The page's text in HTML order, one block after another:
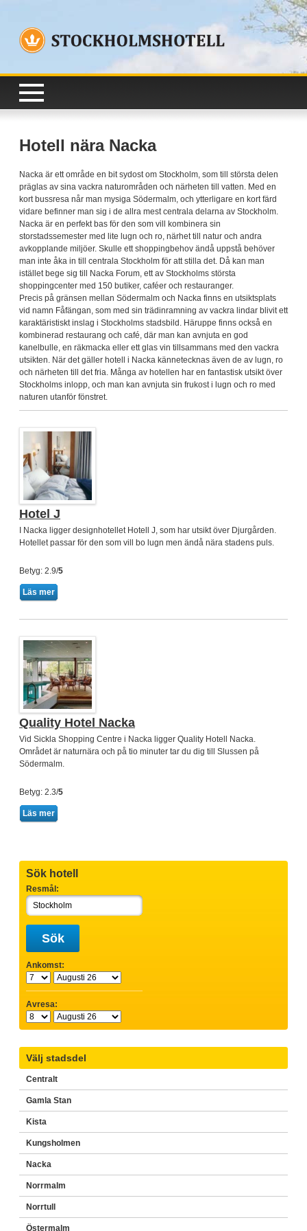
Hotell nära Nacka
Nacka är ett område en bit sydost om Stockholm, som till största delen
präglas av sina vackra naturområden och närheten till vatten. Med en
kort bussresa når man mysiga Södermalm, och ytterligare en kort färd
vidare befinner man sig i de allra mest centrala delarna av Stockholm.
Nacka är en perfekt bas för den som vill kombinera sin
storstadssemester med lite lugn och ro, närhet till natur och andra
avkopplande miljöer. Skulle ett shoppingbehov ändå uppstå behöver
man inte åka in till centrala Stockholm för att stilla det. Då kan man
istället bege sig till Nacka Forum, ett av Stockholms största
shoppingcenter med 150 butiker, caféer och restauranger.
Precis på gränsen mellan Södermalm och Nacka finns en utsiktsplats
vid namn Fåfängan, som med sin trädinramning av vackra lindar blivit ett
karaktäristiskt inslag i Stockholms stadsbild. Häruppe finns också en
kombinerad restaurang och café, där man kan avnjuta en god
kanelbulle, en räkmacka eller ett glas vin tillsammans med den vackra
utsikten. När det gäller hotell i Nacka kännetecknas även de av lugn, ro
och närheten till det fria. Många av hotellen har en fantastisk utsikt över
Stockholms inlopp, och man kan avnjuta sin frukost i lugn och ro med
naturen utanför fönstret.
Hotel J
I Nacka ligger designhotellet Hotell J, som har utsikt över Djurgården.
Hotellet passar för den som vill bo lugn men ändå nära stadens puls.
Betyg: 2.9/5
Läs mer
Quality Hotel Nacka
Vid Sickla Shopping Centre i Nacka ligger Quality Hotell Nacka.
Området är naturnära och på tio minuter tar du dig till Slussen på
Södermalm.
Betyg: 2.3/5
Läs mer
Sök hotell
Resmål:
Sök
Ankomst:
Avresa:
Välj stadsdel
Centralt
Gamla Stan
Kista
Kungsholmen
Nacka
Norrmalm
Norrtull
Östermalm